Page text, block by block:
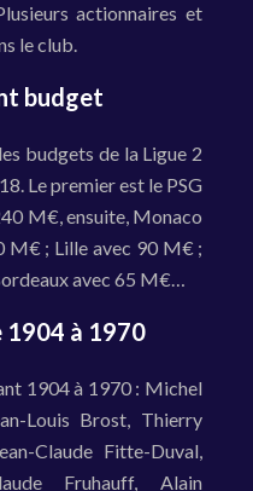
actionnaires et
le club.
budget
budgets de la Ligue 2
Le premier est le PSG
M€, ensuite, Monaco
M€ ; Lille avec 90 M€ ;
avec 65 M€…
1904 à 1970
1904 à 1970 : Michel
Louis Brost, Thierry
Claude Fitte-Duval,
Fruhauff, Alain